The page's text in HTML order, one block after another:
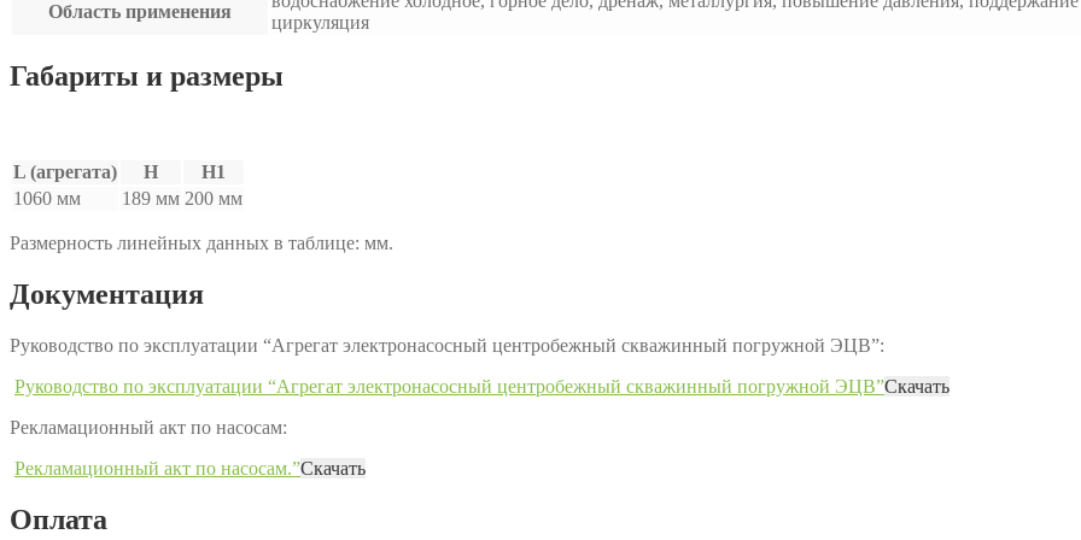
Область применения
циркуляция
Габариты и размеры
L (агрегата) H
H1
1060 мм
189 мм 200 мм
Размерность линейных данных в таблице: мм.
Документация
Руководство по эксплуатации “Агрегат электронасосный центробежный скважинный погружной ЭЦВ”:
Руководство по эксплуатации “Агрегат электронасосный центробежный скважинный погружной ЭЦВ”Скачать
Рекламационный акт по насосам:
Рекламационный акт по насосам.”Скачать
Оплата